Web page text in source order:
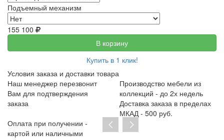
Подъемный механизм
155 100
В корзину
Купить в 1 клик!
Условия заказа и доставки товара
Наш менеджер перезвонит
Вам для подтверждения
заказа
Производство мебели из
коллекций - до 2х недель
Доставка заказа в пределах
МКАД - 500 руб.
Оплата при получении -
картой или наличными